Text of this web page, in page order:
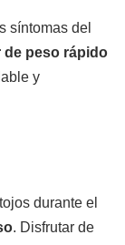
síntomas del
de peso rápido
y
durante el
. Disfrutar de